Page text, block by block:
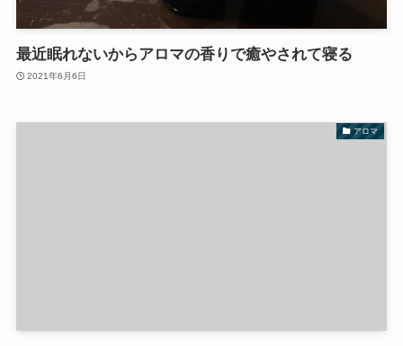
最近眠れないからアロマの香りで癒やされて寝る
2021年6月6日
アロマ